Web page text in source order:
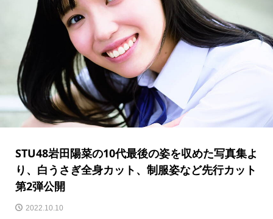
STU48岩田陽菜の10代最後の姿を収めた写真集よ
り、白うさぎ全身カット、制服姿など先行カット
第2弾公開
2022.10.10